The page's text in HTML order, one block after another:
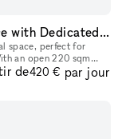
Beautifully Restored Industrial Space with Dedicated Photo Cyclorama, Perfect for Events, Exhibitions, and Creative Photo Shoots
space, perfect for
and
de420 € par jour